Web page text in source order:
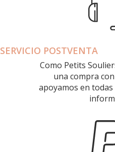
SERVICIO POSTVENTA
Como Petits
una compra
apoyamos en todas